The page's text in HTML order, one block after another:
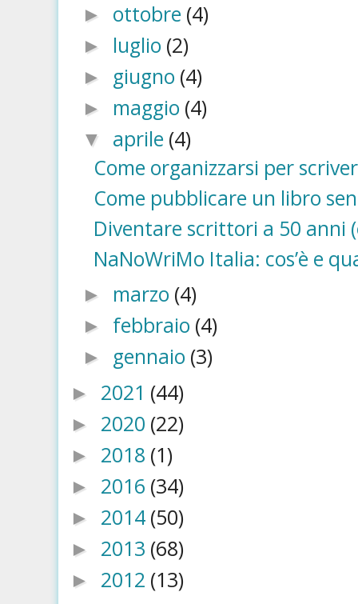
► ottobre (4)
► luglio (2)
► giugno (4)
► maggio (4)
▼ aprile (4)
Come organizzarsi per
Come pubblicare un libro
Diventare scrittori a 50 anni
NaNoWriMo Italia: cos’è e
► marzo (4)
► febbraio (4)
► gennaio (3)
► 2021 (44)
► 2020 (22)
► 2018 (1)
► 2016 (34)
► 2014 (50)
► 2013 (68)
► 2012 (13)